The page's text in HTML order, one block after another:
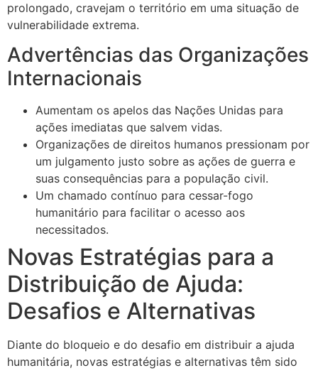
prolongado, cravejam o território em uma situação de
vulnerabilidade extrema.
Advertências das Organizações
Internacionais
Aumentam os apelos das Nações Unidas para
ações imediatas que salvem vidas.
Organizações de direitos humanos pressionam por
um julgamento justo sobre as ações de guerra e
suas consequências para a população civil.
Um chamado contínuo para cessar-fogo
humanitário para facilitar o acesso aos
necessitados.
Novas Estratégias para a
Distribuição de Ajuda:
Desafios e Alternativas
Diante do bloqueio e do desafio em distribuir a ajuda
humanitária, novas estratégias e alternativas têm sido